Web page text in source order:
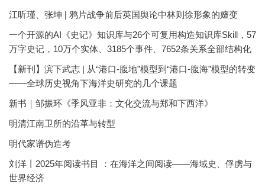
江昕瑾、张坤 | 鸦片战争前后英国舆论中林则徐形象的嬗变
一个开源的AI《史记》知识库与26个可复用构造知识库Skill，57
万字史记，10万个实体、3185个事件、7652条关系全部结构化
【新刊】滨下武志 | 从“港口-腹地”模型到“港口-腹海”模型的转变
——全球历史视角下海洋史研究的几个课题
新书｜邹振环《季风亚非：文化交流与郑和下西洋》
明清江南卫所的沿革与转型
明代家谱伪造考
刘洋丨2025年阅读书目 ：在海洋之间阅读——海域史、俘虏与
世界经济